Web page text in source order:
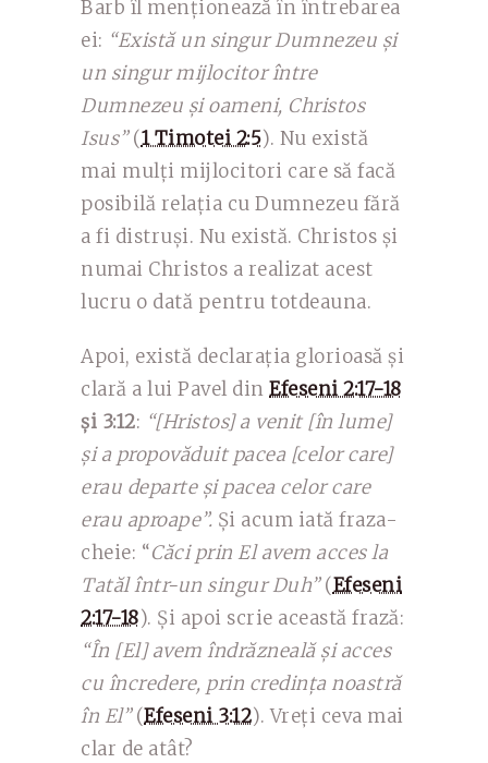
Barb îl menționează în întrebarea
ei: “Există un singur Dumnezeu și
un singur mijlocitor între
Dumnezeu și oameni, Christos
Isus”(1 Timotei 2:5). Nu există
mai mulți mijlocitori care să facă
posibilă relația cu Dumnezeu fără
a fi distruși. Nu există. Christos și
numai Christos a realizat acest
lucru o dată pentru totdeauna.
Apoi, există declarația glorioasă și
clară a lui Pavel din Efeseni 2:17-18
și 3:12: “[Hristos] a venit [în lume]
și a propovăduit pacea [celor care]
erau departe și pacea celor care
erau aproape”. Și acum iată fraza-
cheie: “Căci prin El avem acces la
Tatăl într-un singur Duh”(Efeseni
2:17-18). Și apoi scrie această frază:
“În [El] avem îndrăzneală și acces
cu încredere, prin credința noastră
în El”(Efeseni 3:12). Vreți ceva mai
clar de atât?